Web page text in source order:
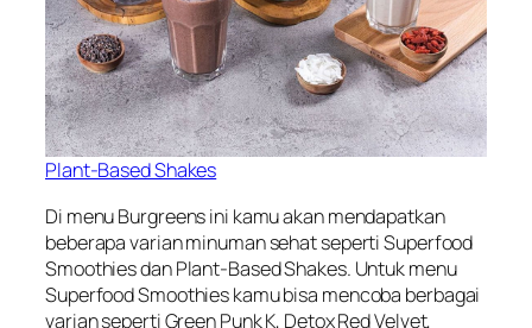
Plant-Based Shakes
Di menu Burgreens ini kamu akan mendapatkan
beberapa varian minuman sehat seperti Superfood
Smoothies dan Plant-Based Shakes. Untuk menu
Superfood Smoothies kamu bisa mencoba berbagai
varian seperti Green Punk K, Detox Red Velvet,